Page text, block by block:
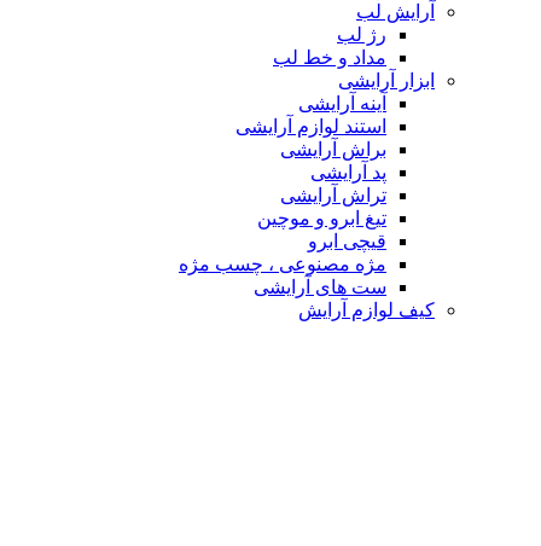
آرایش لب
رژ لب
مداد و خط لب
ابزار آرایشی
آینه آرایشی
استند لوازم آرایشی
براش آرایشی
پد آرایشی
تراش آرایشی
تیغ ابرو و موچین
قیچی ابرو
مژه مصنوعی ، چسب مژه
ست های آرایشی
کیف لوازم آرایش